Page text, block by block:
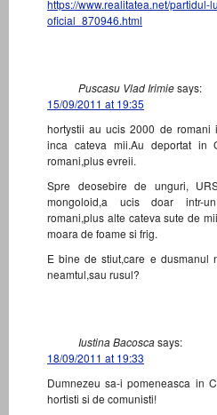
https://www.realitatea.net/partidul-
oficial_870946.html
Puscasu Vlad Irimiesays:
15/09/2011 at 19:35
hortystii au ucis 2000 de romani
inca cateva mii.Au deportat in
romani,plus evreii.
Spre deosebire de unguri,
mongoloid,a ucis doar intr-
romani,plus alte cateva sute de
moara de foame si frig.
E bine de stiut,care e dusmanul
neamtul,sau rusul?
Iustina Bacoscasays:
18/09/2011 at 19:33
Dumnezeu sa-i pomeneasca in
hortisti si de comunisti!